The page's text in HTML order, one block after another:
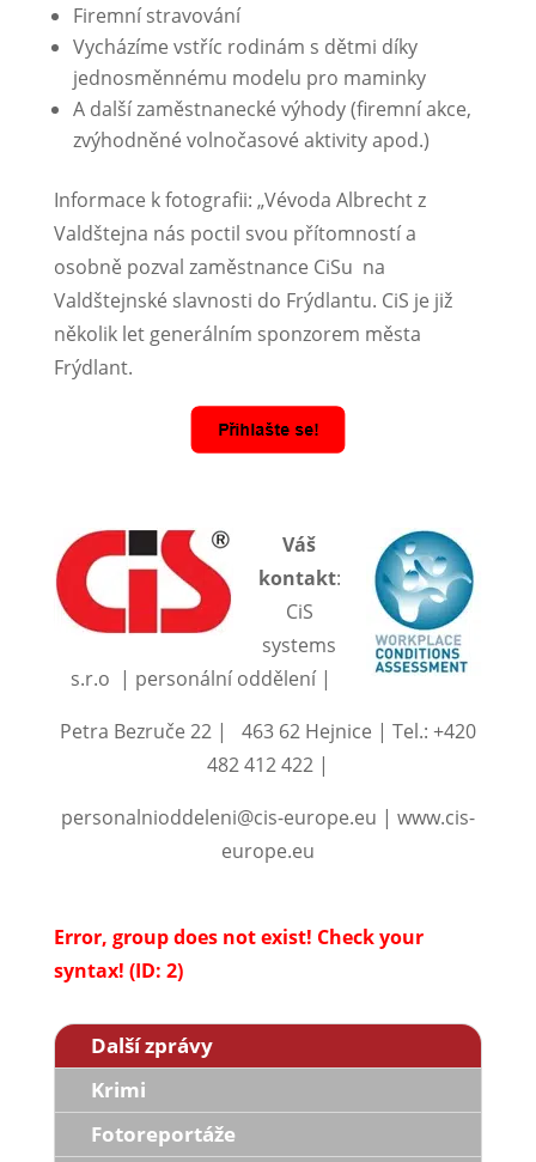
Firemní stravování
Vycházíme vstříc rodinám s dětmi díky
jednosměnnému modelu pro maminky
A další zaměstnanecké výhody (firemní akce,
zvýhodněné volnočasové aktivity apod.)
Informace k fotografii: „Vévoda Albrecht z
Valdštejna nás poctil svou přítomností a
osobně pozval zaměstnance CiSu na
Valdštejnské slavnosti do Frýdlantu. CiS je již
několik let generálním sponzorem města
Frýdlant.
Váš
kontakt:
CiS
systems
s.r.o | personální oddělení |
Petra Bezruče 22 | 463 62 Hejnice | Tel.: +420
482 412 422 |
personalnioddeleni@cis-europe.eu | www.cis-
europe.eu
Error, group does not exist! Check your
syntax! (ID: 2)
Další zprávy
Krimi
Fotoreportáže